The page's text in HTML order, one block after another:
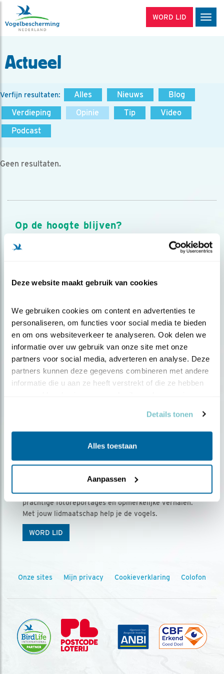
Deze website maakt gebruik van cookies
We gebruiken cookies om content en advertenties te
personaliseren, om functies voor social media te bieden
en om ons websiteverkeer te analyseren. Ook delen we
informatie over uw gebruik van onze site met onze
partners voor social media, adverteren en analyse. Deze
partners kunnen deze gegevens combineren met andere
informatie die u aan ze heeft verstrekt of die ze hebben
Details tonen
Alles toestaan
Aanpassen
WORD LID
Actueel
Verfijn resultaten: Alles Nieuws
Blog
Verdieping
Opinie Tip
Video
Podcast
Geen resultaten.
Op de hoogte blijven?
Meld je aan en ontvang nieuws, inspiratie, acties en tips
over vogels en activiteiten van Vogelbescherming.
Ontvang 5 x Vogels voor € 36,00 per jaar
Vogels is het tijdschrift voor onze leden, met
prachtige fotoreportages en opmerkelijke verhalen.
Met jouw lidmaatschap help je de vogels.
WORD LID
Onze sites Mijn privacy Cookieverklaring Colofon